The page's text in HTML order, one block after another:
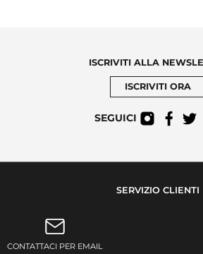
ISCRIVITI ALLA
ISCRIVITI ORA
SEGUICI
SERVIZIO CLIENTI
CONTATTACI PER EMAIL